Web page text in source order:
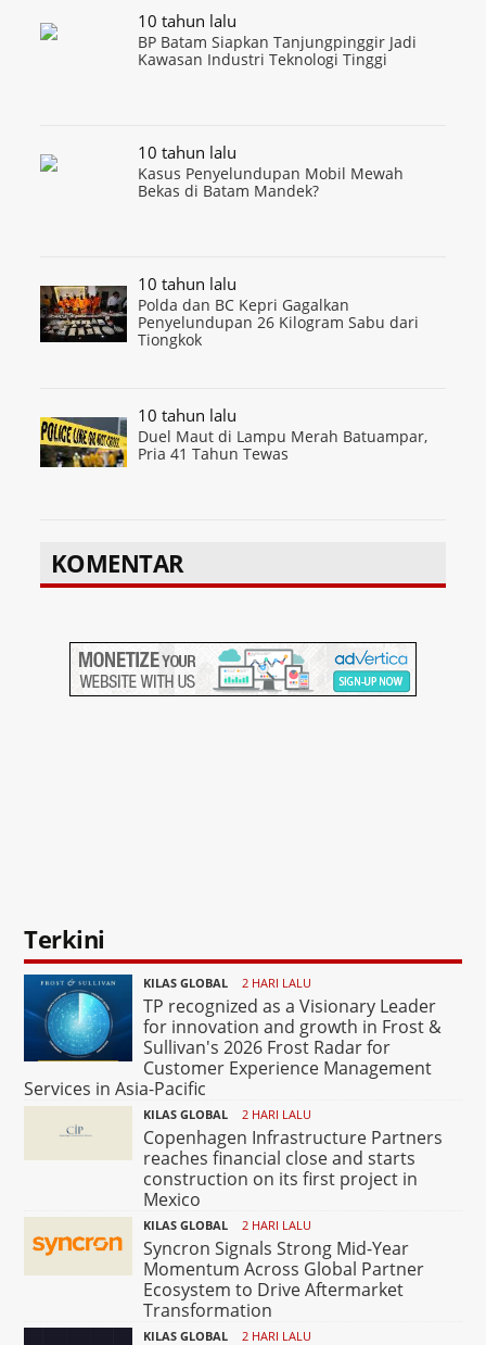
10 tahun lalu
BP Batam Siapkan Tanjungpinggir Jadi
Kawasan Industri Teknologi Tinggi
10 tahun lalu
Kasus Penyelundupan Mobil Mewah
Bekas di Batam Mandek?
10 tahun lalu
Polda dan BC Kepri Gagalkan
Penyelundupan 26 Kilogram Sabu dari
Tiongkok
10 tahun lalu
Duel Maut di Lampu Merah Batuampar,
Pria 41 Tahun Tewas
KOMENTAR
Terkini
KILAS GLOBAL 2 HARI LALU
TP recognized as a Visionary Leader
for innovation and growth in Frost &
Sullivan's 2026 Frost Radar for
Customer Experience Management
Services in Asia-Pacific
KILAS GLOBAL 2 HARI LALU
Copenhagen Infrastructure Partners
reaches financial close and starts
construction on its first project in
Mexico
KILAS GLOBAL 2 HARI LALU
Syncron Signals Strong Mid-Year
Momentum Across Global Partner
Ecosystem to Drive Aftermarket
Transformation
KILAS GLOBAL 2 HARI LALU